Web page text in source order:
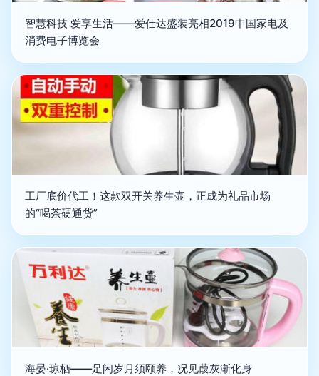
智慧科技 爱享生活——爱仕达盛装亮相2019中国家电及
消费电子博览会
工厂底价代工！这款双开关养生壶，正成为礼品市场
的“喝茶硬通货”
海晏·琼栖——足闲岁月须颐养，况见葭灰渐化身